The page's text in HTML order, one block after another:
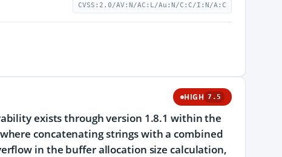
CVSS:2.0/AV:N/AC:L/Au:N/C:C/I:N/A:C
HIGH 7.5
exists through version 1.8.1 within the
concatenating strings with a combined
in the buffer allocation size calculation,